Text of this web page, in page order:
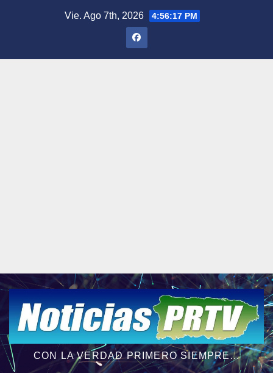
Vie. Ago 7th, 2026 4:56:18 PM
CON LA VERDAD PRIMERO SIEMPRE...